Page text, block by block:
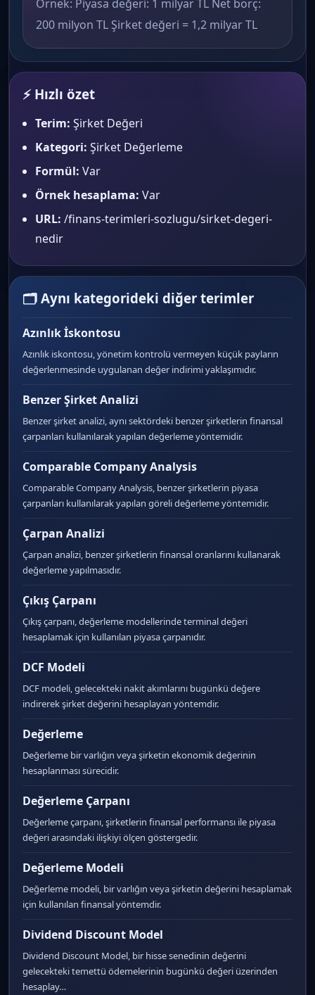
Örnek: Piyasa değeri: 1 milyar TL Net borç:
200 milyon TL Şirket değeri = 1,2 milyar TL
⚡ Hızlı özet
Terim: Şirket Değeri
Kategori: Şirket Değerleme
Formül: Var
Örnek hesaplama: Var
URL: /finans-terimleri-sozlugu/sirket-degeri-
nedir
🗂 Aynı kategorideki diğer terimler
Azınlık İskontosu
Azınlık iskontosu, yönetim kontrolü vermeyen küçük payların
değerlenmesinde uygulanan değer indirimi yaklaşımıdır.
Benzer Şirket Analizi
Benzer şirket analizi, aynı sektördeki benzer şirketlerin finansal
çarpanları kullanılarak yapılan değerleme yöntemidir.
Comparable Company Analysis
Comparable Company Analysis, benzer şirketlerin piyasa
çarpanları kullanılarak yapılan göreli değerleme yöntemidir.
Çarpan Analizi
Çarpan analizi, benzer şirketlerin finansal oranlarını kullanarak
değerleme yapılmasıdır.
Çıkış Çarpanı
Çıkış çarpanı, değerleme modellerinde terminal değeri
hesaplamak için kullanılan piyasa çarpanıdır.
DCF Modeli
DCF modeli, gelecekteki nakit akımlarını bugünkü değere
indirerek şirket değerini hesaplayan yöntemdir.
Değerleme
Değerleme bir varlığın veya şirketin ekonomik değerinin
hesaplanması sürecidir.
Değerleme Çarpanı
Değerleme çarpanı, şirketlerin finansal performansı ile piyasa
değeri arasındaki ilişkiyi ölçen göstergedir.
Değerleme Modeli
Değerleme modeli, bir varlığın veya şirketin değerini hesaplamak
için kullanılan finansal yöntemdir.
Dividend Discount Model
Dividend Discount Model, bir hisse senedinin değerini
gelecekteki temettü ödemelerinin bugünkü değeri üzerinden
hesaplay…